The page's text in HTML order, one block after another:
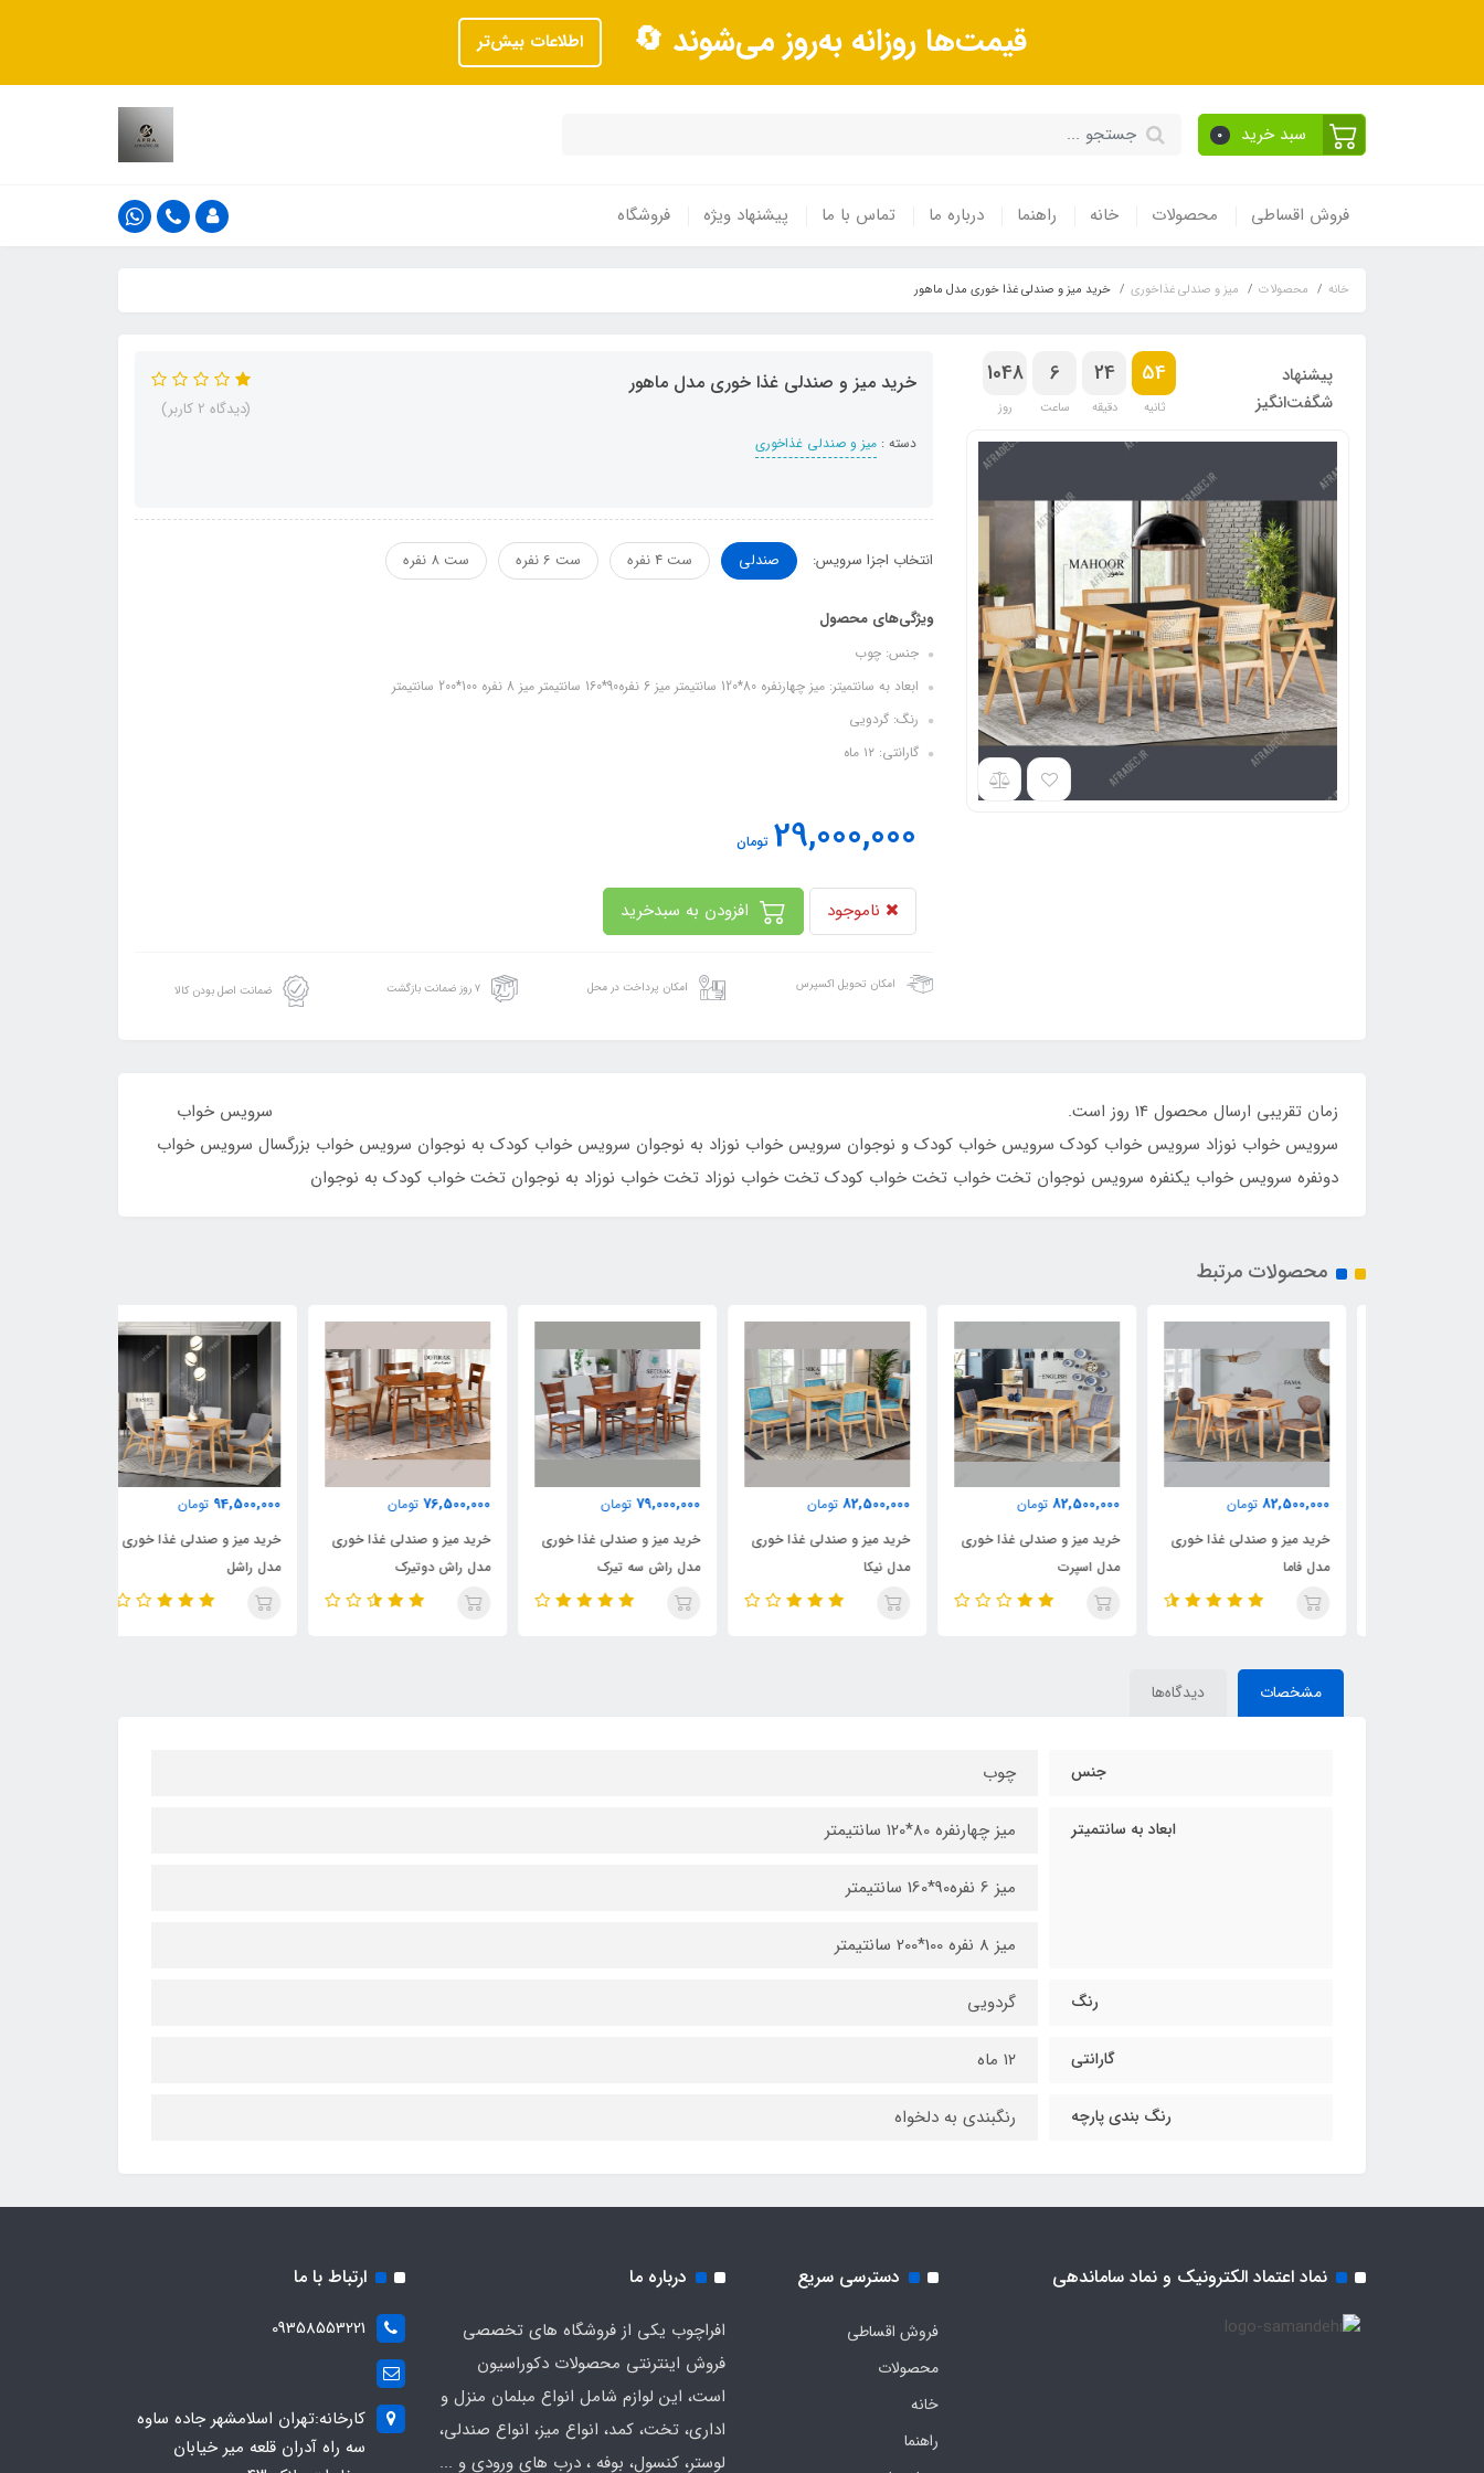
قیمت‌ها روزانه به‌روز می‌شوند 🔄 اطلاعات بیش‌تر
سبد خرید 0
فروش اقساطی محصولات خانه راهنما درباره ما تماس با ما پیشنهاد ویژه فروشگاه
خانه محصولات میز و صندلی غذاخوری خرید میز و صندلی غذا خوری مدل ماهور
پیشنهاد
شگفت‌انگیز
1048
روز
6
ساعت
24
دقیقه
53
ثانیه
خرید میز و صندلی غذا خوری مدل ماهور
دسته : میز و صندلی غذاخوری
(دیدگاه 2 کاربر)
انتخاب اجزا سرویس: صندلی ست 4 نفره ست 6 نفره ست 8 نفره
ویژگی‌های محصول
جنس: چوب
ابعاد به سانتمیتر: میز چهارنفره 80*120 سانتیمتر میز 6 نفره90*160 سانتیمتر میز 8 نفره 100*200 سانتیمتر
رنگ: گردویی
گارانتی: ۱۲ ماه
29,000,000 تومان
ناموجود
امکان تحویل اکسپرس امکان پرداخت در محل ۷ روز ضمانت بازگشت ضمانت اصل بودن کالا
زمان تقریبی ارسال محصول 14 روز است. سرویس خواب
سرویس خواب نوزاد سرویس خواب کودک سرویس خواب کودک و نوجوان سرویس خواب نوزاد به نوجوان سرویس خواب کودک به نوجوان سرویس خواب بزرگسال سرویس خواب
دونفره سرویس خواب یکنفره سرویس نوجوان تخت خواب تخت خواب کودک تخت خواب نوزاد تخت خواب نوزاد به نوجوان تخت خواب کودک به نوجوان
محصولات مرتبط
82,500,000 تومان
خرید میز و صندلی غذا خوری
مدل فاما
82,500,000 تومان
خرید میز و صندلی غذا خوری
مدل اسپرت
82,500,000 تومان
خرید میز و صندلی غذا خوری
مدل نیکا
79,000,000 تومان
خرید میز و صندلی غذا خوری
مدل راش سه تیرک
76,500,000 تومان
خرید میز و صندلی غذا خوری
مدل راش دوتیرک
94,500,000 تومان
خرید میز و صندلی غذا خوری
مدل راشل
مشخصات دیدگاه‌ها
جنس چوب
ابعاد به سانتمیتر میز چهارنفره 80*120 سانتیمتر
میز 6 نفره90*160 سانتیمتر
میز 8 نفره 100*200 سانتیمتر
رنگ گردویی
گارانتی ۱۲ ماه
رنگ بندی پارچه رنگبندی به دلخواه
نماد اعتماد الکترونیک و نماد ساماندهی دسترسی سریع
فروش اقساطی
محصولات
خانه
راهنما
درباره ما
افراچوب یکی از فروشگاه های تخصصی
فروش اینترنتی محصولات دکوراسیون
است، این لوازم شامل انواع مبلمان منزل و
اداری، تخت، کمد، انواع میز، انواع صندلی،
لوستر، کنسول، بوفه ، درب های ورودی و ...
ارتباط با ما
09358553221
کارخانه:تهران اسلامشهر جاده ساوه
سه راه آدران قلعه میر خیابان